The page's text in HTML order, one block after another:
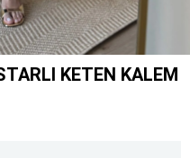
KETEN KALEM